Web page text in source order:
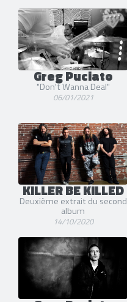
Greg Puciato
"Don't Wanna Deal"
06/01/2021
KILLER BE KILLED
Deuxième extrait du second
album
14/10/2020